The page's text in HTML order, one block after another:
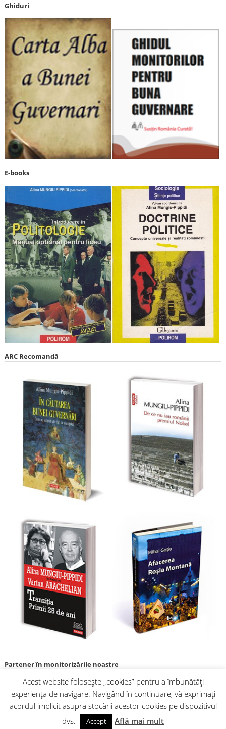
Ghiduri
E-books
ARC Recomandă
Partener în monitorizările noastre
Acest website folosește „cookies” pentru a îmbunătăți
experiența de navigare. Navigând în continuare, vă exprimați
acordul implicit asupra stocării acestor cookies pe dispozitivul
dvs.
Accept Află mai mult